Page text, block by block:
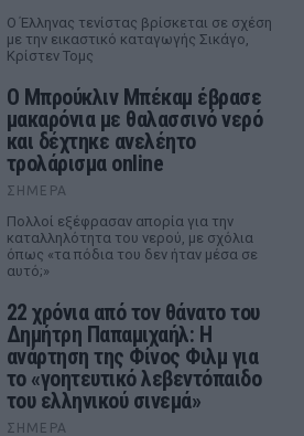
Ο Έλληνας τενίστας βρίσκεται σε σχέση
με την εικαστικό καταγωγής Σικάγο,
Κρίστεν Τομς
Ο Μπρούκλιν Μπέκαμ έβρασε
μακαρόνια με θαλασσινό νερό
και δέχτηκε ανελέητο
τρολάρισμα online
ΣΉΜΕΡΑ
Πολλοί εξέφρασαν απορία για την
καταλληλότητα του νερού, με σχόλια
όπως «τα πόδια του δεν ήταν μέσα σε
αυτό;»
22 χρόνια από τον θάνατο του
Δημήτρη Παπαμιχαήλ: Η
ανάρτηση της Φίνος Φιλμ για
το «γοητευτικό λεβεντόπαιδο
του ελληνικού σινεμά»
ΣΉΜΕΡΑ